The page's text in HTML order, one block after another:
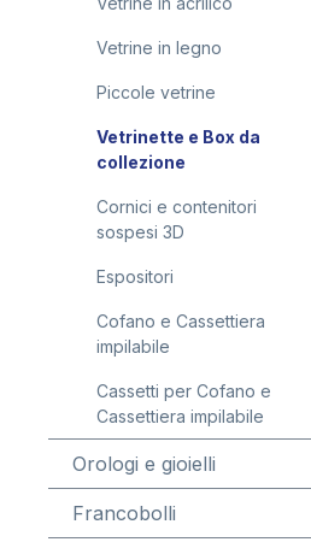
Vetrine in legno
Piccole vetrine
Vetrinette e Box da
collezione
Cornici e contenitori
sospesi 3D
Espositori
Cofano e Cassettiera
impilabile
Cassetti per Cofano e
Cassettiera impilabile
Orologi e gioielli
Francobolli